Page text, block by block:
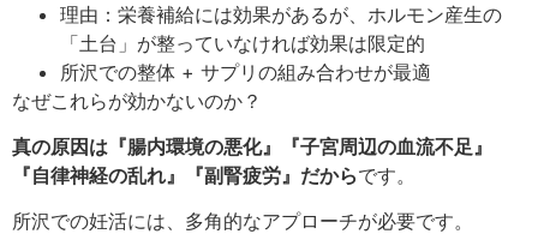
理由：栄養補給には効果があるが、ホルモン産生の
「土台」が整っていなければ効果は限定的
所沢での整体 + サプリの組み合わせが最適
なぜこれらが効かないのか？
真の原因は『腸内環境の悪化』『子宮周辺の血流不足』
『自律神経の乱れ』『副腎疲労』だからです。
所沢での妊活には、多角的なアプローチが必要です。